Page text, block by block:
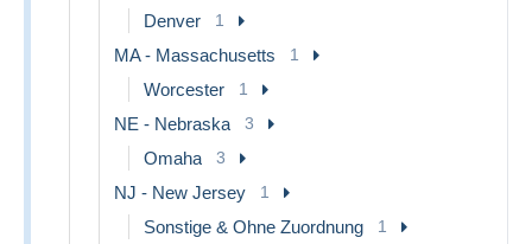
Denver 1
MA - Massachusetts 1
Worcester 1
NE - Nebraska 3
Omaha 3
NJ - New Jersey 1
Sonstige & Ohne Zuordnung 1